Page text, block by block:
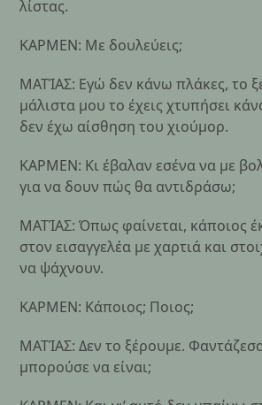
λίστας.
ΚΑΡΜΕΝ: Με δουλεύεις;
ΜΑΤΊΑΣ: Εγώ δεν κάνω πλάκες, το
μάλιστα μου το έχεις χτυπήσει
δεν έχω αίσθηση του χιούμορ.
ΚΑΡΜΕΝ: Κι έβαλαν εσένα να με
για να δουν πώς θα αντιδράσω;
ΜΑΤΊΑΣ: Όπως φαίνεται, κάποιος
στον εισαγγελέα με χαρτιά και
να ψάχνουν.
ΚΑΡΜΕΝ: Κάποιος; Ποιος;
ΜΑΤΊΑΣ: Δεν το ξέρουμε.
μπορούσε να είναι;